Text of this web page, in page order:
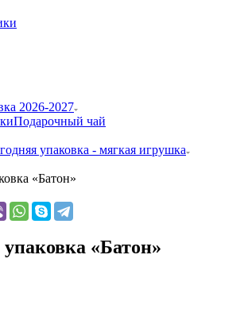
2026-2027
Подарочный чай
упаковка - мягкая игрушка
«Батон»
«Батон»